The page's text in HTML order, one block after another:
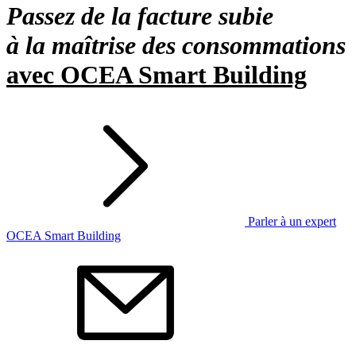
Passez de la facture subie
à la maîtrise des consommations
avec OCEA Smart Building
Parler à un expert
OCEA Smart Building